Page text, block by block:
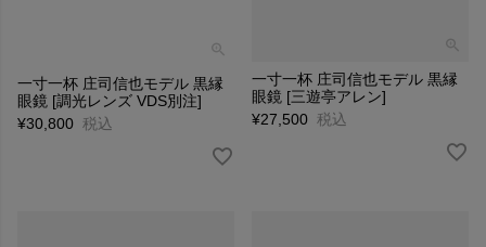
一寸一杯 庄司信也モデル 黒縁
眼鏡 [調光レンズ VDS別注]
¥30,800 税込
一寸一杯 庄司信也モデル 黒縁
眼鏡 [三遊亭アレン]
¥27,500 税込